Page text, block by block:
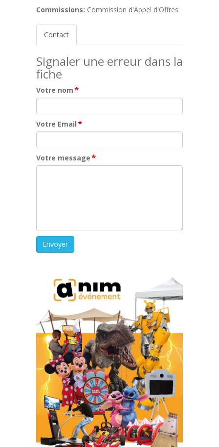
Commissions: Commission d'Appel d'Offres
Contact
Signaler une erreur dans la
fiche
Votre nom*
Votre Email*
Votre message*